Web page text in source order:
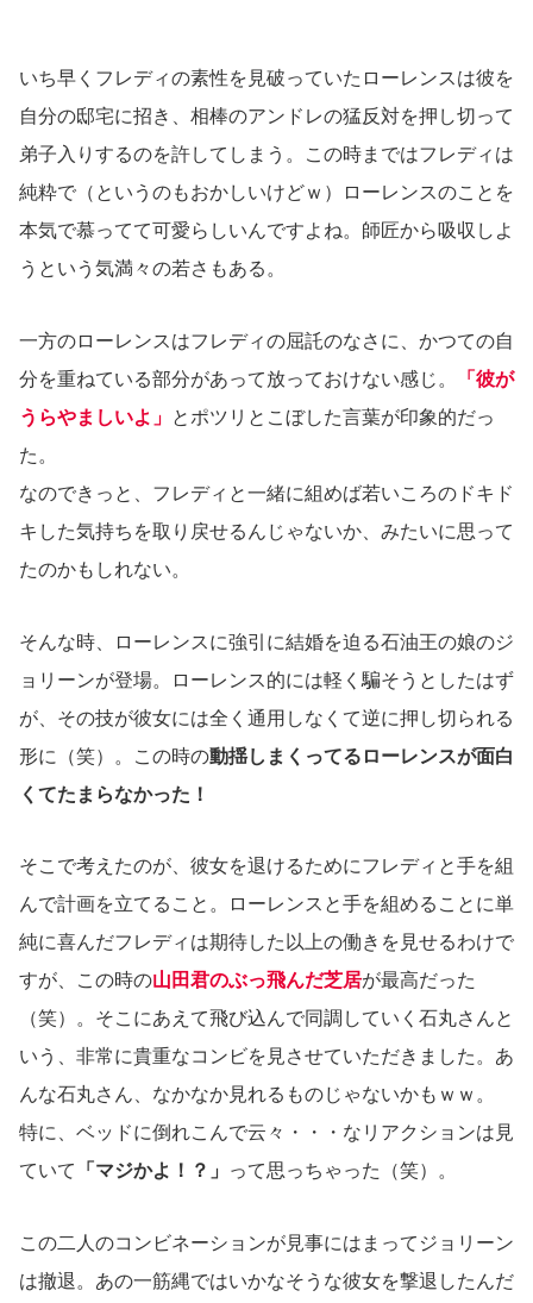
いち早くフレディの素性を見破っていたローレンスは彼を
自分の邸宅に招き、相棒のアンドレの猛反対を押し切って
弟子入りするのを許してしまう。この時まではフレディは
純粋で（というのもおかしいけどｗ）ローレンスのことを
本気で慕ってて可愛らしいんですよね。師匠から吸収しよ
うという気満々の若さもある。
一方のローレンスはフレディの屈託のなさに、かつての自
分を重ねている部分があって放っておけない感じ。
「彼が
うらやましいよ」 とポツリとこぼした言葉が印象的だっ
た。
なのできっと、フレディと一緒に組めば若いころのドキド
キした気持ちを取り戻せるんじゃないか、みたいに思って
たのかもしれない。
そんな時、ローレンスに強引に結婚を迫る石油王の娘のジ
ョリーンが登場。ローレンス的には軽く騙そうとしたはず
が、その技が彼女には全く通用しなくて逆に押し切られる
形に（笑）。この時の動揺しまくってるローレンスが面白
くてたまらなかった！
そこで考えたのが、彼女を退けるためにフレディと手を組
んで計画を立てること。ローレンスと手を組めることに単
純に喜んだフレディは期待した以上の働きを見せるわけで
すが、この時の山田君のぶっ飛んだ芝居が最高だった
（笑）。そこにあえて飛び込んで同調していく石丸さんと
いう、非常に貴重なコンビを見させていただきました。あ
んな石丸さん、なかなか見れるものじゃないかもｗｗ。
特に、ベッドに倒れこんで云々・・・なリアクションは見
ていて
「マジかよ！？」 って思っちゃった（笑）。
この二人のコンビネーションが見事にはまってジョリーン
は撤退。あの一筋縄ではいかなそうな彼女を撃退したんだ